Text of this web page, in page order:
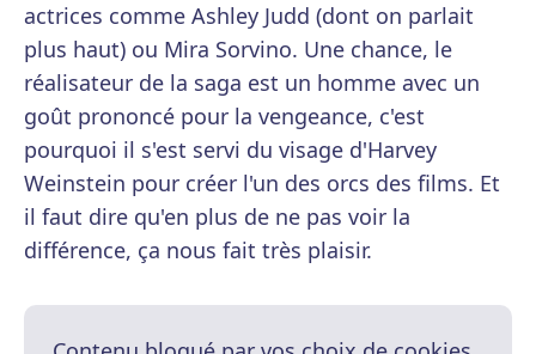
actrices comme Ashley Judd (dont on parlait
plus haut) ou Mira Sorvino. Une chance, le
réalisateur de la saga est un homme avec un
goût prononcé pour la vengeance, c'est
pourquoi il s'est servi du visage d'Harvey
Weinstein pour créer l'un des orcs des films. Et
il faut dire qu'en plus de ne pas voir la
différence, ça nous fait très plaisir.